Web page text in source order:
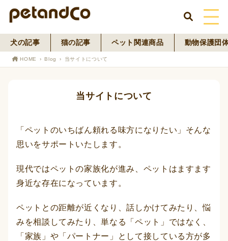
HOME
Blog
寄付活動
犬の記事 猫の記事 ペット関連商品 動物保護団
HOME Blog 当サイトについて
当サイトについて
「ペットのいちばん頼れる味方になりたい」そんな
思いをサポートいたします。
現代ではペットの家族化が進み、ペットはますます
身近な存在になっています。
ペットとの距離が近くなり、話しかけてみたり、悩
みを相談してみたり、単なる「ペット」ではなく、
「家族」や「パートナー」として接している方が多